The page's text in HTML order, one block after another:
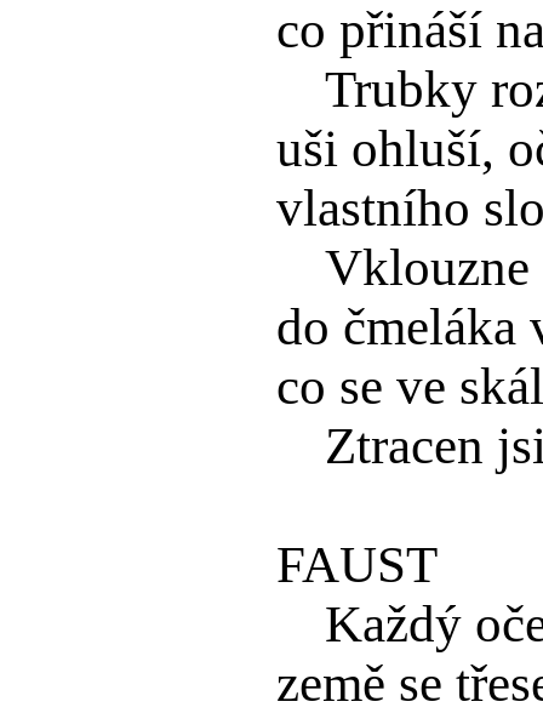
co přináší
Trubky
uši ohluší,
vlastního
Vklouzne
do čmeláka
co se ve
Ztracen
FAUST
Každý
země se